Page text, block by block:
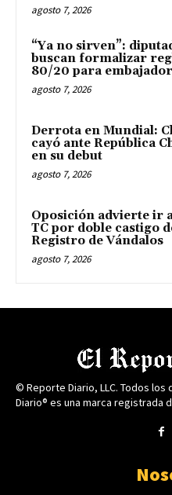
agosto 7, 2026
“Ya no sirven”:
buscan formalizar
80/20 para
agosto 7, 2026
Derrota en Mundial:
cayó ante República
en su debut
agosto 7, 2026
Oposición advierte ir
TC por doble castigo
Registro de Vándalos
agosto 7, 2026
© Reporte Diario, LLC. Todos
Diario® es una marca registrada